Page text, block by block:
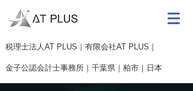
​税理士法人AT PLUS｜有限会社AT PLUS｜
金子公認会計士事務所｜ 千葉県｜柏市｜日本